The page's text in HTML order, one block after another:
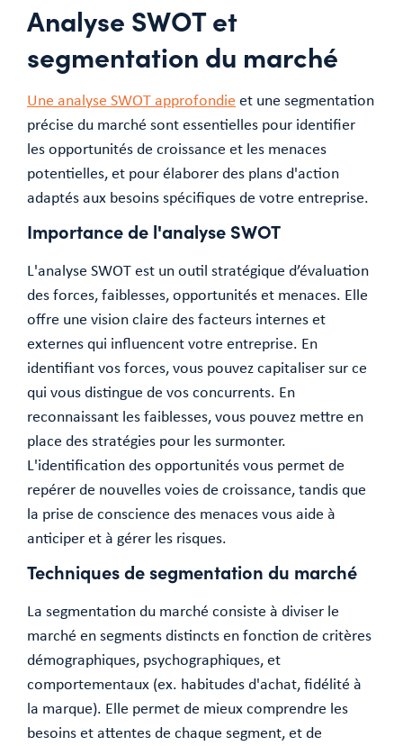
Analyse SWOT et
segmentation du marché
Une analyse SWOT approfondie et une segmentation
précise du marché sont essentielles pour identifier
les opportunités de croissance et les menaces
potentielles, et pour élaborer des plans d'action
adaptés aux besoins spécifiques de votre entreprise.
Importance de l'analyse SWOT
L'analyse SWOT est un outil stratégique d’évaluation
des forces, faiblesses, opportunités et menaces. Elle
offre une vision claire des facteurs internes et
externes qui influencent votre entreprise. En
identifiant vos forces, vous pouvez capitaliser sur ce
qui vous distingue de vos concurrents. En
reconnaissant les faiblesses, vous pouvez mettre en
place des stratégies pour les surmonter.
L'identification des opportunités vous permet de
repérer de nouvelles voies de croissance, tandis que
la prise de conscience des menaces vous aide à
anticiper et à gérer les risques.
Techniques de segmentation du marché
La segmentation du marché consiste à diviser le
marché en segments distincts en fonction de critères
démographiques, psychographiques, et
comportementaux (ex. habitudes d'achat, fidélité à
la marque). Elle permet de mieux comprendre les
besoins et attentes de chaque segment, et de